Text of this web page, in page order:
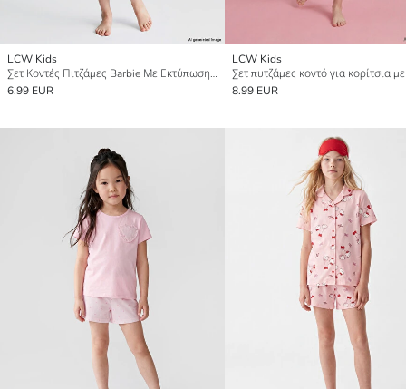
LCW Kids
Σετ Κοντές Πιτζάμες Barbie Με Εκτύπωση για Κορίτσια
6.99 EUR
LCW Kids
8.99 EUR